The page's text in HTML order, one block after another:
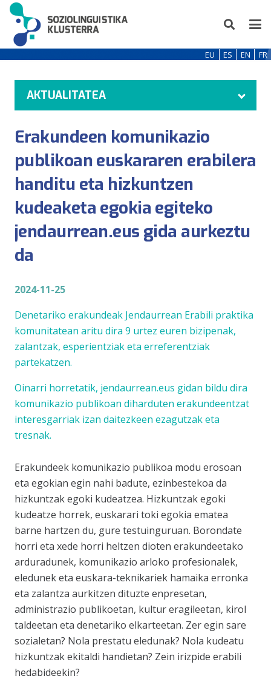
EU ES EN FR
AKTUALITATEA
Erakundeen komunikazio
publikoan euskararen erabilera
handitu eta hizkuntzen
kudeaketa egokia egiteko
jendaurrean.eus gida aurkeztu
da
2024-11-25
Denetariko erakundeak Jendaurrean Erabili praktika
komunitatean aritu dira 9 urtez euren bizipenak,
zalantzak, esperientziak eta erreferentziak
partekatzen.
Oinarri horretatik, jendaurrean.eus gidan bildu dira
komunikazio publikoan diharduten erakundeentzat
interesgarriak izan daitezkeen ezagutzak eta
tresnak.
Erakundeek komunikazio publikoa modu erosoan
eta egokian egin nahi badute, ezinbestekoa da
hizkuntzak egoki kudeatzea. Hizkuntzak egoki
kudeatze horrek, euskarari toki egokia ematea
barne hartzen du, gure testuinguruan. Borondate
horri eta xede horri heltzen dioten erakundeetako
arduradunek, komunikazio arloko profesionalek,
eledunek eta euskara-teknikariek hamaika erronka
eta zalantza aurkitzen dituzte enpresetan,
administrazio publikoetan, kultur eragileetan, kirol
taldeetan eta denetariko elkarteetan. Zer egin sare
sozialetan? Nola prestatu eledunak? Nola kudeatu
hizkuntzak ekitaldi handietan? Zein irizpide erabili
hedabideekin?